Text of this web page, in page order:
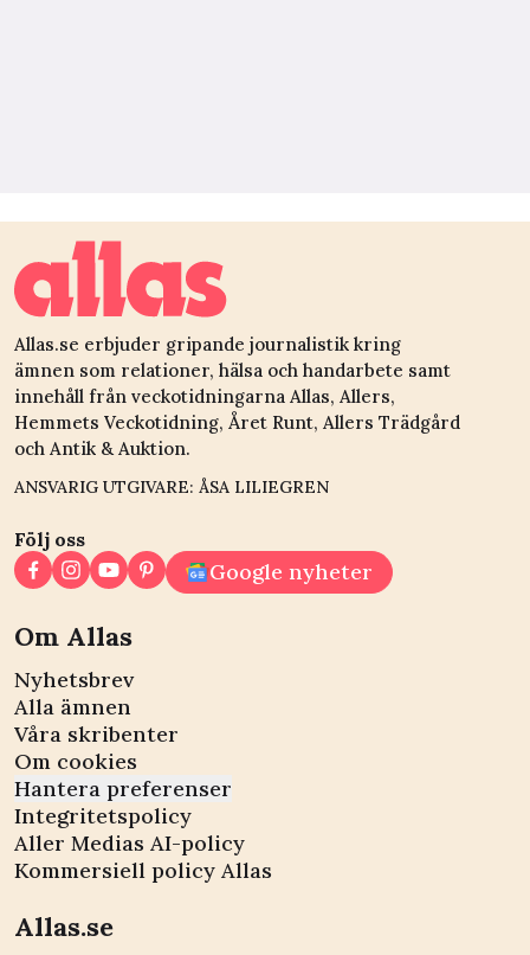
Allas.se erbjuder gripande journalistik kring
ämnen som relationer, hälsa och handarbete samt
innehåll från veckotidningarna Allas, Allers,
Hemmets Veckotidning, Året Runt, Allers Trädgård
och Antik & Auktion.
ANSVARIG UTGIVARE: ÅSA LILIEGREN
Följ oss
Google nyheter
Om Allas
Nyhetsbrev
Alla ämnen
Våra skribenter
Om cookies
Hantera preferenser
Integritetspolicy
Aller Medias AI-policy
Kommersiell policy Allas
Allas.se